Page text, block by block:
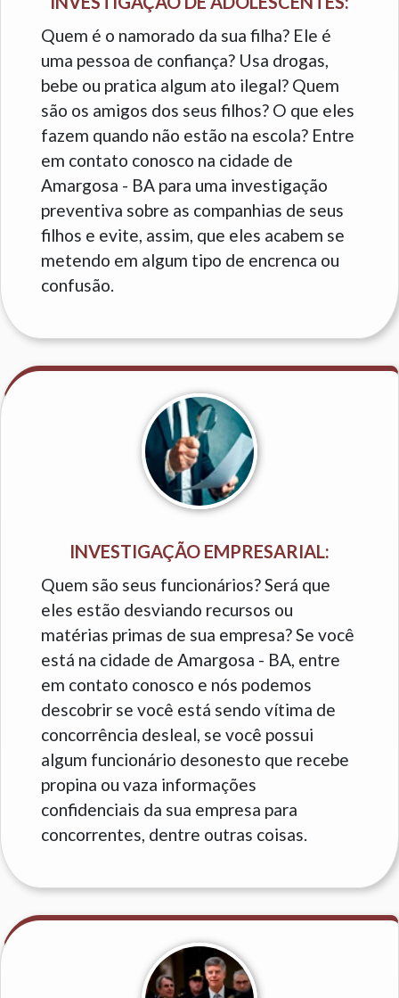
Quem é o namorado da sua filha? Ele é
uma pessoa de confiança? Usa drogas,
bebe ou pratica algum ato ilegal? Quem
são os amigos dos seus filhos? O que eles
fazem quando não estão na escola? Entre
em contato conosco na cidade de
Amargosa - BA para uma investigação
preventiva sobre as companhias de seus
filhos e evite, assim, que eles acabem se
metendo em algum tipo de encrenca ou
confusão.
INVESTIGAÇÃO EMPRESARIAL:
Quem são seus funcionários? Será que
eles estão desviando recursos ou
matérias primas de sua empresa? Se você
está na cidade de Amargosa - BA, entre
em contato conosco e nós podemos
descobrir se você está sendo vítima de
concorrência desleal, se você possui
algum funcionário desonesto que recebe
propina ou vaza informações
confidenciais da sua empresa para
concorrentes, dentre outras coisas.